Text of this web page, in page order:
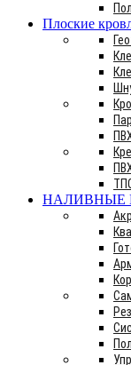
Плоские
НАЛИВНЫЕ